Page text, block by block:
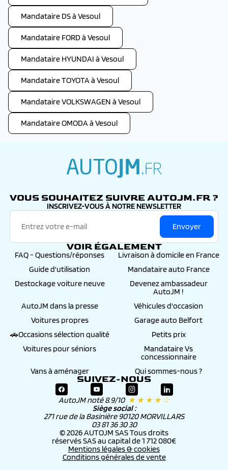
Mandataire DS à Vesoul
Mandataire FORD à Vesoul
Mandataire HYUNDAI à Vesoul
Mandataire TOYOTA à Vesoul
Mandataire VOLKSWAGEN à Vesoul
Mandataire OMODA à Vesoul
VOUS SOUHAITEZ SUIVRE AUTOJM.FR ?
INSCRIVEZ-VOUS À NOTRE NEWSLETTER
Envoyer
VOIR ÉGALEMENT
FAQ - Questions/réponses
Livraison à domicile en France
Guide d'utilisation
Mandataire auto France
Destockage voiture neuve
Devenez ambassadeur
AutoJM !
AutoJM dans la presse
Véhicules d'occasion
Voitures propres
Garage auto Belfort
🚗Occasions sélection qualité
Petits prix
Voitures pour séniors
Mandataire Vs
concessionnaire
Vans à aménager
Qui sommes-nous ?
SUIVEZ-NOUS
AutoJM noté 8.9/10 ★ ★ ★ ★ ☆
Siège social :
271 rue de la Basinière 90120 MORVILLARS
03 81 36 30 30
© 2026 AUTOJM SAS Tous droits
réservés SAS au capital de 1 712 080€
Mentions légales & cookies
Conditions générales de vente